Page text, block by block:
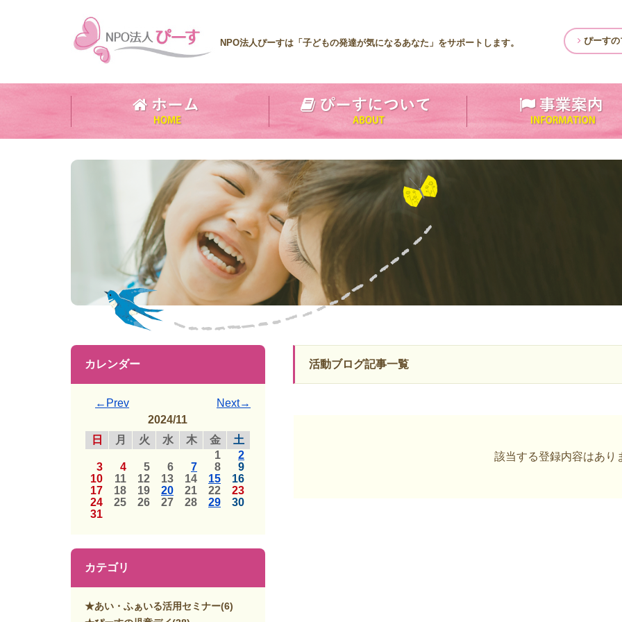
NPO法人ぴーすは「子どもの発達が気になるあなた」をサポートします。 ぴーすの
活動ブログ記事一覧
該当する登録内容はあり
カレンダー
←Prev
Next→
2024/11
日
月 火 水 木 金
土
1
2
3
4 5 6 7 8
9
10
11 12 13 14 15
16
17
18 19 20 21 22
23
24
25 26 27 28 29
30
31
カテゴリ
★あい・ふぁいる活用セミナー(6)